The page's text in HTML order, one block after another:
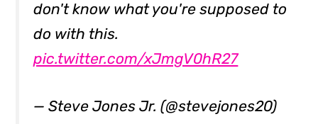
don't know what you're supposed to
do with this.
pic.twitter.com/xJmgV0hR27
— Steve Jones Jr. (@stevejones20)